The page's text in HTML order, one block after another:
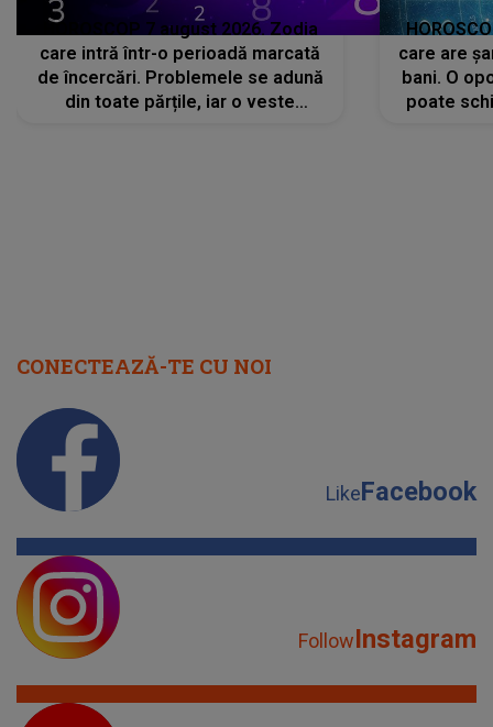
HOROSCOP 7 august 2026. Zodia
care intră într-o perioadă marcată
de încercări. Problemele se adună
din toate părțile, iar o veste
care are
bani. O
poate
CONECTEAZĂ-TE CU NOI
LikeFacebook
FollowInstagram